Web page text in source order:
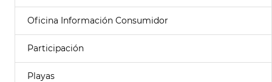
Oficina Información Consumidor
Participación
Playas